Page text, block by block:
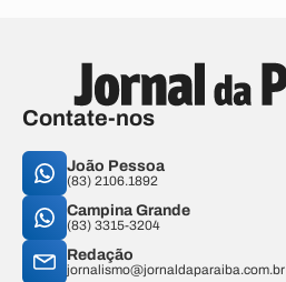
Contate-nos
João Pessoa
(83) 2106.1892
Campina Grande
(83) 3315-3204
Redação
jornalismo@jornaldaparaiba.com.br